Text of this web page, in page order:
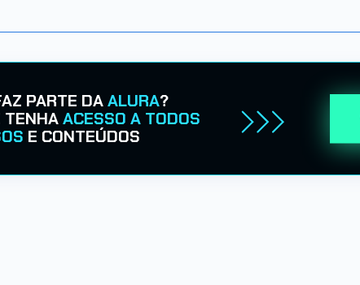
PARTE DAALURA?
TENHAACESSO A TODOS
E CONTEÚDOS